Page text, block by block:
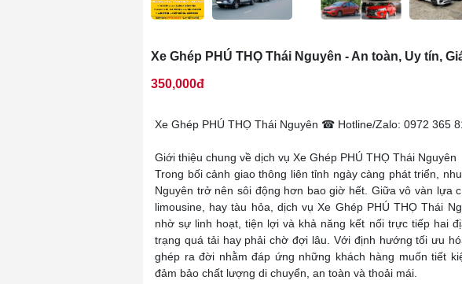
Xe Ghép PHÚ THỌ Thái Nguyên - An toàn, Uy tín,
350,000đ
Xe Ghép PHÚ THỌ Thái Nguyên ☎ Hotline/Zalo: 0972 365
Giới thiệu chung về dịch vụ Xe Ghép PHÚ THỌ Thái Nguyên
Trong bối cảnh giao thông liên tỉnh ngày càng phát triển,
Nguyên trở nên sôi động hơn bao giờ hết. Giữa vô vàn lựa
limousine, hay tàu hỏa, dịch vụ Xe Ghép PHÚ THỌ Thái
nhờ sự linh hoạt, tiện lợi và khả năng kết nối trực tiếp hai
trạng quá tải hay phải chờ đợi lâu. Với định hướng tối ưu
ghép ra đời nhằm đáp ứng những khách hàng muốn tiết
đảm bảo chất lượng di chuyển, an toàn và thoải mái.